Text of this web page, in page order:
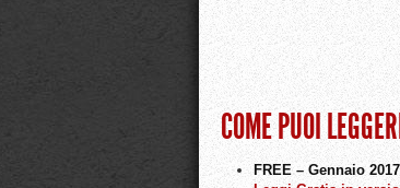
COME PUOI
FREE – Gennaio 2017